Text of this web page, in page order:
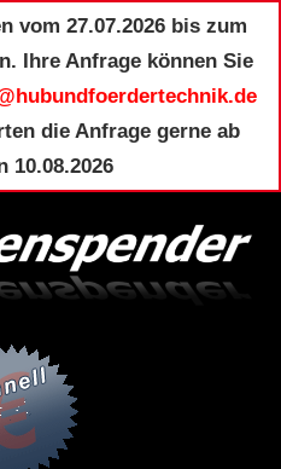
vom 27.07.2026 bis zum
Ihre Anfrage können Sie
die Anfrage gerne ab
10.08.2026
MV-